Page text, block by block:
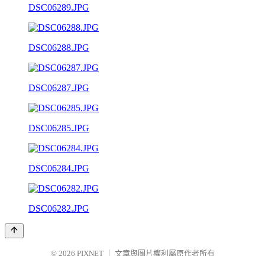
DSC06289.JPG
DSC06288.JPG
DSC06287.JPG
DSC06285.JPG
DSC06284.JPG
DSC06282.JPG
© 2026 PIXNET 文章與圖片權利屬原作者所有